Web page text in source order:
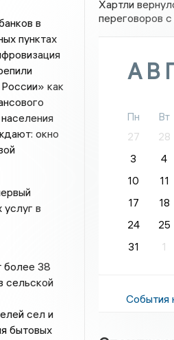
в
пунктах
как
окно
в
более 38
сельской
сел и
бытовых
Хартли
переговоров
Пн Вт
27
28
3
4
10
11
17
18
24
25
31
1
События